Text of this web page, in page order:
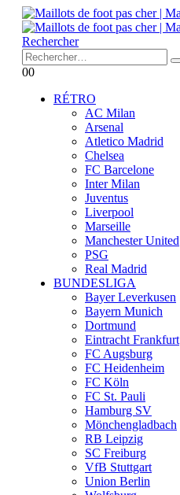
Rechercher
00
RÉTRO
AC Milan
Arsenal
Atletico Madrid
Chelsea
FC Barcelone
Inter Milan
Juventus
Liverpool
Marseille
Manchester United
PSG
Real Madrid
BUNDESLIGA
Bayer Leverkusen
Bayern Munich
Dortmund
Eintracht Frankfurt
FC Augsburg
FC Heidenheim
FC Köln
FC St. Pauli
Hamburg SV
Mönchengladbach
RB Leipzig
SC Freiburg
VfB Stuttgart
Union Berlin